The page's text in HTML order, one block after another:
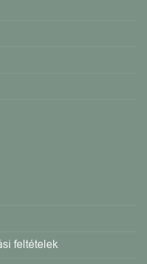
feltételek